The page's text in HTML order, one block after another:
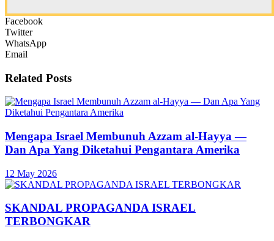
Facebook
Twitter
WhatsApp
Email
Related Posts
Mengapa Israel Membunuh Azzam al-Hayya —
Dan Apa Yang Diketahui Pengantara Amerika
12 May 2026
SKANDAL PROPAGANDA ISRAEL
TERBONGKAR